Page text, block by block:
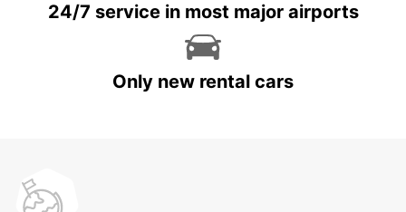
24/7 service in most major airports
Only new rental cars